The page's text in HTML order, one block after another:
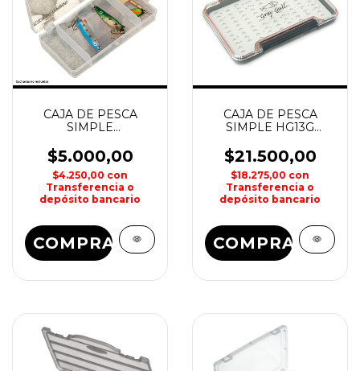
CAJA DE PESCA
SIMPLE
WATERDOG
$5.000,00
$4.250,00 con
Transferencia o
depósito bancario
COMPRAR
CAJA DE PESCA
SIMPLE HG13G
148x87x17mm GREY
GULL
$21.500,00
$18.275,00 con
Transferencia o
depósito bancario
COMPRAR